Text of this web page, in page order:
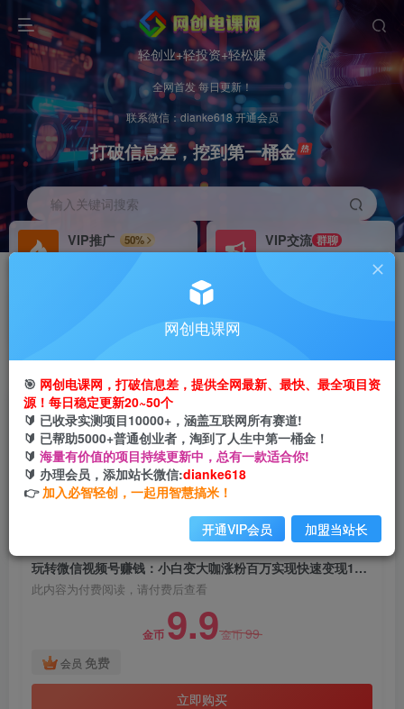
轻创业+轻投资+轻松赚
全网首发 每日更新！
联系微信：dianke618 开通会员
打破信息差，挖到第一桶金
输入关键词搜索
VIP推广
50%
VIP交流 群聊
研究探讨更多创业项目路子。
搭建同款网站，自己当老板
玩转微信视频号赚钱：小白变大咖涨粉百万实现快
速变现1000万的现金流
网创电课网
2年前发布
1400 153
玩转微信视频号赚钱：小白变大咖涨粉百万实现快速变现1000万的现金流
此内容为付费阅读，请付费后查看
金币 9.9金币99
会员 免费
立即购买
网创电课网
🎯 网创电课网，打破信息差，提供全网最新、最快、最全项目资
源！每日稳定更新20~50个
🔰 已收录实测项目10000+，涵盖互联网所有赛道!
🔰 已帮助5000+普通创业者，淘到了人生中第一桶金！
🔰 海量有价值的项目持续更新中，总有一款适合你!
🔰 办理会员，添加站长微信:dianke618
👉 加入必智轻创，一起用智慧搞米！
开通VIP会员 加盟当站长